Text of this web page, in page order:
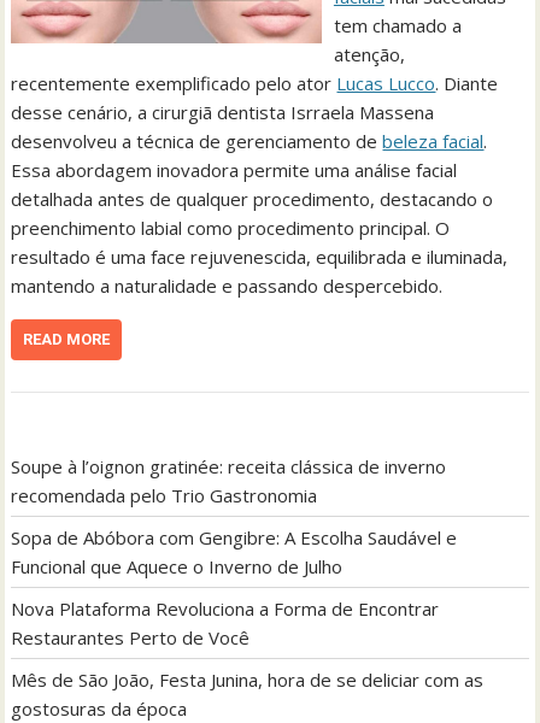
tem chamado a
atenção,
recentemente exemplificado pelo ator Lucas Lucco. Diante
desse cenário, a cirurgiã dentista Isrraela Massena
desenvolveu a técnica de gerenciamento debeleza facial.
Essa abordagem inovadora permite uma análise facial
detalhada antes de qualquer procedimento, destacando o
preenchimento labial como procedimento principal. O
resultado é uma face rejuvenescida, equilibrada e iluminada,
mantendo a naturalidade e passando despercebido.
READ MORE
Soupe à l’oignon gratinée: receita clássica de inverno
recomendada pelo Trio Gastronomia
Sopa de Abóbora com Gengibre: A Escolha Saudável e
Funcional que Aquece o Inverno de Julho
Nova Plataforma Revoluciona a Forma de Encontrar
Restaurantes Perto de Você
Mês de São João, Festa Junina, hora de se deliciar com as
gostosuras da época